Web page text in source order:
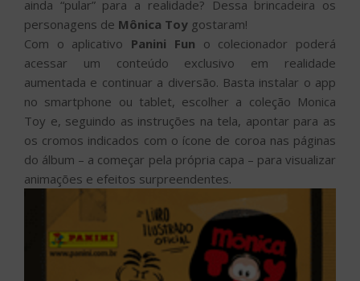
ainda “pular” para a realidade? Dessa brincadeira os
personagens de Mônica Toy gostaram!
Com o aplicativo Panini Fun o colecionador poderá
acessar um conteúdo exclusivo em realidade
aumentada e continuar a diversão. Basta instalar o app
no smartphone ou tablet, escolher a coleção Monica
Toy e, seguindo as instruções na tela, apontar para as
os cromos indicados com o ícone de coroa nas páginas
do álbum – a começar pela própria capa – para visualizar
animações e efeitos surpreendentes.